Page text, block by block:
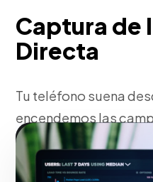
Captura de
Directa
Tu teléfono suena
encendemos las
la demanda activa de